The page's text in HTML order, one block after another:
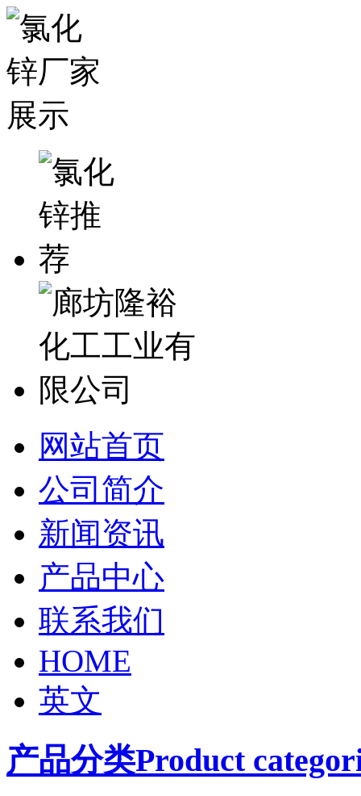
网站首页
公司简介
新闻资讯
产品中心
联系我们
HOME
英文
产品分类Product